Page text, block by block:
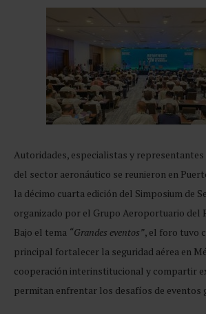
Autoridades, especialistas y
del sector aeronáutico se reunieron en
la décimo cuarta edición del Simposium de
organizado por el Grupo Aeroportuario del
Bajo el tema “Grandes eventos”, el foro tuvo
principal fortalecer la seguridad aérea en
cooperación interinstitucional y compartir
permitan enfrentar los desafíos de eventos